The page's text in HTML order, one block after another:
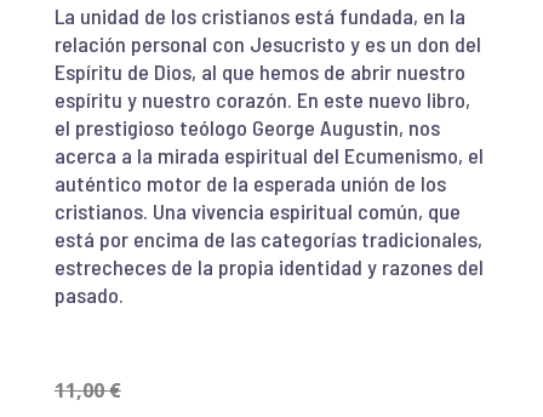
La unidad de los cristianos está fundada, en la
relación personal con Jesucristo y es un don del
Espíritu de Dios, al que hemos de abrir nuestro
espíritu y nuestro corazón. En este nuevo libro,
el prestigioso teólogo George Augustin, nos
acerca a la mirada espiritual del Ecumenismo, el
auténtico motor de la esperada unión de los
cristianos. Una vivencia espiritual común, que
está por encima de las categorías tradicionales,
estrecheces de la propia identidad y razones del
pasado.
11,00€